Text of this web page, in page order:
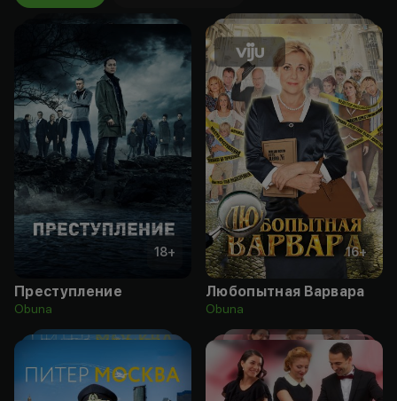
18+
Преступление
Obuna
16+
Любопытная Варвара
Obuna